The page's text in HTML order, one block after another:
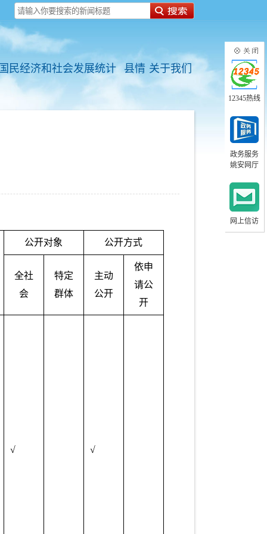
民经济和社会发展统计 县情 关于我们
公开对象 公开方式
全社
会
特定
群体
主动
公开
依申
请公
开
√ √
12345热线
政务服务
姚安网厅
网上信访